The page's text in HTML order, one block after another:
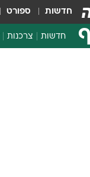
חדשות ספורט
חדשות צרכנות